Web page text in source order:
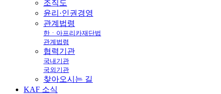
조직도
윤리·인권경영
관계법령
한ㆍ아프리카재단법
관계법령
협력기관
국내기관
국외기관
찾아오시는 길
KAF 소식